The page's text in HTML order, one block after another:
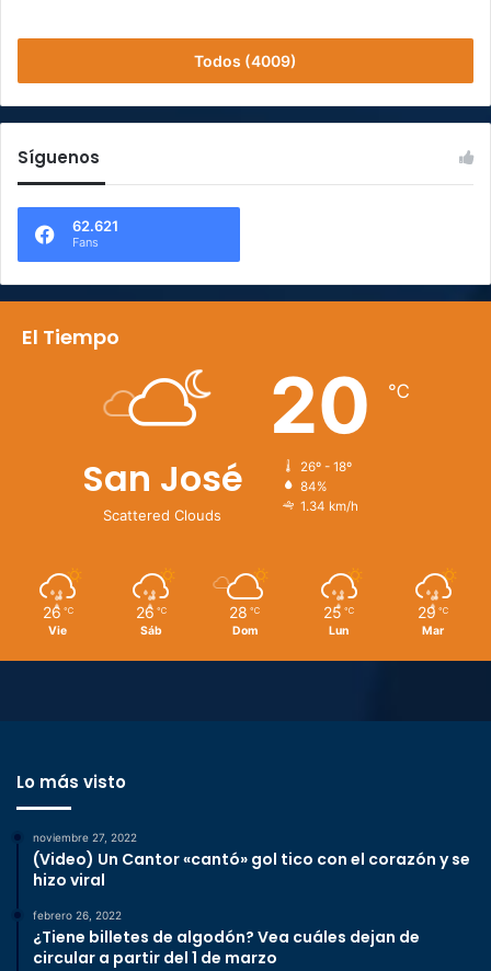
Todos (4009)
Síguenos
62.621
Fans
El Tiempo
San José
Scattered Clouds
20 ℃
26º - 18º
84%
1.34 km/h
26 ℃
Vie
26 ℃
Sáb
28 ℃
Dom
25 ℃
Lun
29 ℃
Mar
Lo más visto
noviembre 27, 2022
(Video) Un Cantor «cantó» gol tico con el corazón y se
hizo viral
febrero 26, 2022
¿Tiene billetes de algodón? Vea cuáles dejan de
circular a partir del 1 de marzo